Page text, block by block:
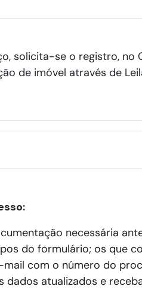
solicita-se o registro,
de imóvel através de
necessária
do formulário; os que
com o número do
dados atualizados e